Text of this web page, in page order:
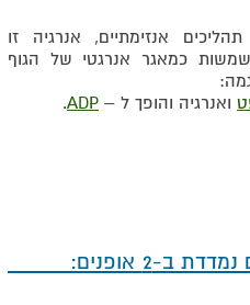
אנזימתיים, אנרגיה זו
כמאגר אנרגטי של הגוף
ואנרגיה והופך ל – ADP
.
הוצאת האנרגיה בגוף האדם נמדדת ב-2 אופנים: